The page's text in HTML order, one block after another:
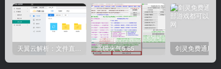
天翼云解析：文件直链获取源码 高级火气5.65